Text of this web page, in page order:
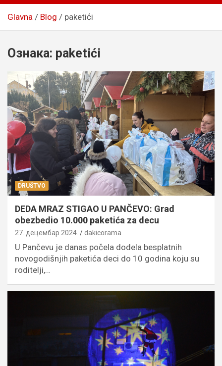
Glavna Blog paketići
Ознака: paketići
DRUŠTVO
DEDA MRAZ STIGAO U PANČEVO: Grad
obezbedio 10.000 paketića za decu
27. децембар 2024. dakicorama
U Pančevu je danas počela dodela besplatnih
novogodišnjih paketića deci do 10 godina koju su
roditelji,…